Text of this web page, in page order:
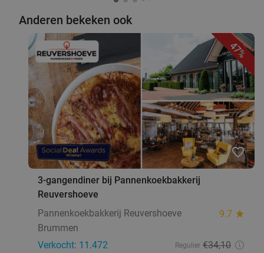
Anderen bekeken ook
47%
favorite_border
3-gangendiner bij Pannenkoekbakkerij
Reuvershoeve
Pannenkoekbakkerij Reuvershoeve
9.7 star
Brummen
Verkocht: 11.472
Regulier €34,10